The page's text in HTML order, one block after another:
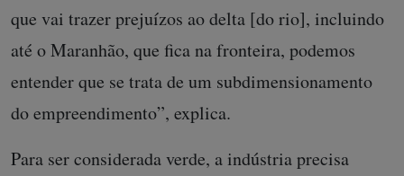
que vai trazer prejuízos ao delta [do rio], incluindo
até o Maranhão, que fica na fronteira, podemos
entender que se trata de um subdimensionamento
do empreendimento”, explica.
Para ser considerada verde, a indústria precisa